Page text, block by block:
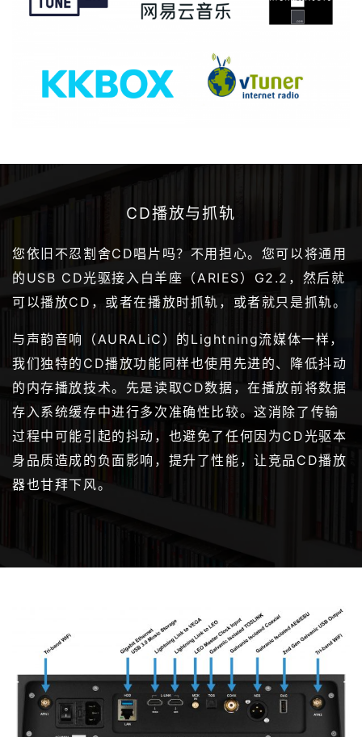
CD播放与抓轨
您依旧不忍割舍CD唱片吗？不用担心。您可以将通用
的USB CD光驱接入白羊座（ARIES）G2.2，然后就
可以播放CD，或者在播放时抓轨，或者就只是抓轨。
与声韵音响（AURALiC）的Lightning流媒体一样，
我们独特的CD播放功能同样也使用先进的、降低抖动
的内存播放技术。先是读取CD数据，在播放前将数据
存入系统缓存中进行多次准确性比较。这消除了传输
过程中可能引起的抖动，也避免了任何因为CD光驱本
身品质造成的负面影响，提升了性能，让竞品CD播放
器也甘拜下风。